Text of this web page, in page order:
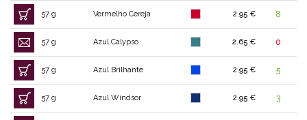
57 g Vermelho Cereja 2.95 € 8
57 g Azul Calypso 2.65 € 0
57 g Azul Brilhante 2.95 € 5
57 g Azul Windsor 2.95 € 3